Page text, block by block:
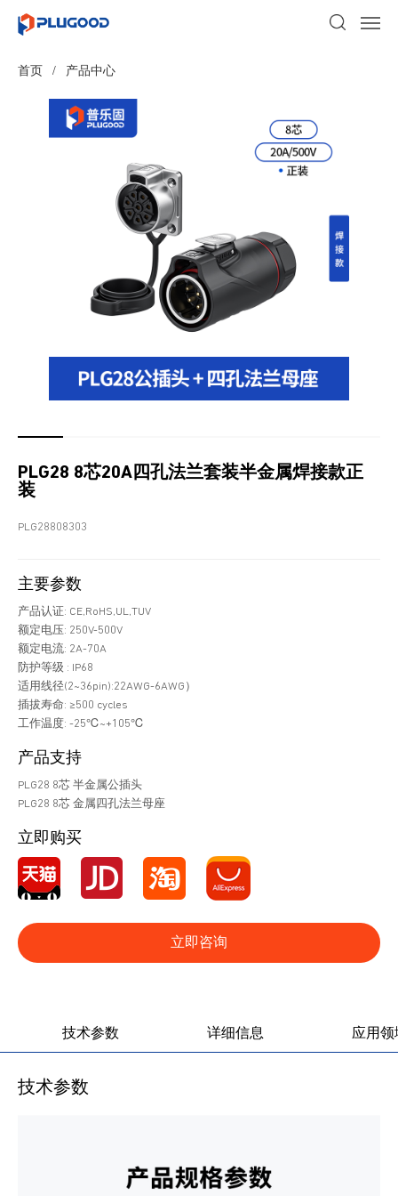
首页 / 产品中心
PLG28 8芯20A四孔法兰套装半金属焊接款正
装
PLG28808303
主要参数
产品认证: CE,RoHS,UL,TUV
额定电压: 250V-500V
额定电流: 2A-70A
防护等级 : IP68
适用线径(2~36pin):22AWG-6AWG）
插拔寿命: ≥500 cycles
工作温度: -25℃~+105℃
产品支持
PLG28 8芯 半金属公插头
PLG28 8芯 金属四孔法兰母座
立即购买
立即咨询
技术参数 详细信息 应用领
技术参数